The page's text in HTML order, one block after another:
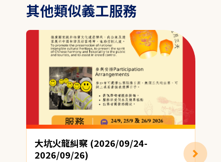
其他類似義工服務
大坑火龍糾察 (2026/09/24-
2026/09/26)